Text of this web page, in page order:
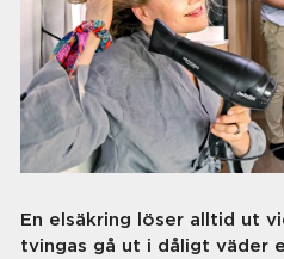
En elsäkring löser alltid ut
tvingas gå ut i dåligt väder